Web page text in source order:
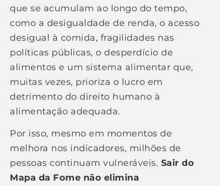
que se acumulam ao longo do tempo,
como a desigualdade de renda, o acesso
desigual à comida, fragilidades nas
políticas públicas, o desperdício de
alimentos e um sistema alimentar que,
muitas vezes, prioriza o lucro em
detrimento do direito humano à
alimentação adequada.
Por isso, mesmo em momentos de
melhora nos indicadores, milhões de
pessoas continuam vulneráveis. Sair do
Mapa da Fome não elimina